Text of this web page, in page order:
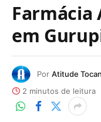
Farmácia
em
Por Atitude
2 minutos de leitura